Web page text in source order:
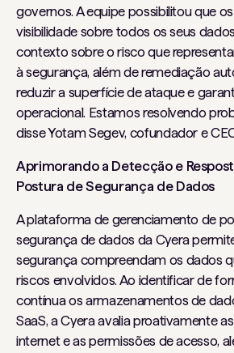
governos. A equipe possibilitou que
visibilidade sobre todos os seus
contexto sobre o risco que
à segurança, além de remediação
reduzir a superfície de ataque e
operacional. Estamos resolvendo
disse Yotam Segev, cofundador e
Aprimorando a Detecção e
Postura de Segurança de Dados
A plataforma de gerenciamento de
segurança de dados da Cyera
segurança compreendam os dados
riscos envolvidos. Ao identificar de
contínua os armazenamentos de
SaaS, a Cyera avalia proativamente
internet e as permissões de acesso,